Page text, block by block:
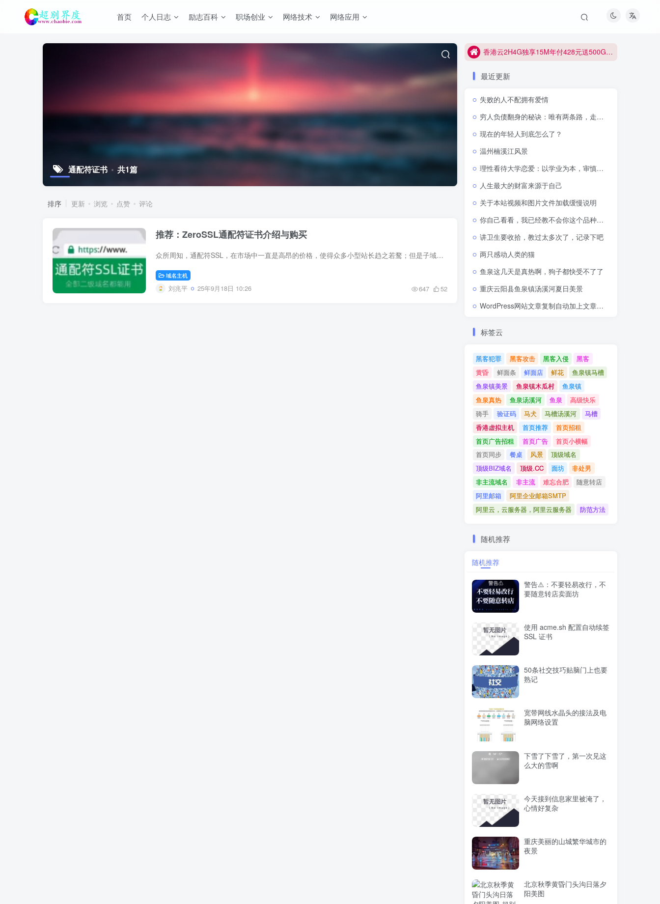
首页 个人日志 励志百科 职场创业 网络技术 网络应用
通配符证书 共1篇
排序 更新 浏览 点赞 评论
推荐：ZeroSSL通配符证书介绍与购买
众所周知，通配符SSL，在市场中一直是高昂的价格，使得众多小型站长趋之若鹜；但是子域名众多，证书不够用怎么办？可能有人会去腾讯阿里申请免费单域名证书品牌：TrustAsia RSA DV TLS CA G2 ...
域名主机
刘兆平 25年9月18日 10:26 647 52
香港云2H4G独享15M年付428元送500G防御
香港云2H4G独享15M年付428元送500G防御
最近更新
失败的人不配拥有爱情
穷人负债翻身的秘诀：唯有两条路，走通即可逆天改命
现在的年轻人到底怎么了？
温州楠溪江风景
理性看待大学恋爱：以学业为本，审慎抉择感情
人生最大的财富来源于自己
关于本站视频和图片文件加载缓慢说明
你自己看看，我已经教不会你这个品种了吗？
讲卫生要收拾，教过太多次了，记录下吧
两只感动人类的猫
鱼泉这几天是真热啊，狗子都快受不了了
重庆云阳县鱼泉镇汤溪河夏日美景
WordPress网站文章复制自动加上文章网址出处链接
标签云
黑客犯罪 黑客攻击 黑客入侵
黑客
黄昏
鲜面条 鲜面店 鲜花
鱼泉镇马槽
鱼泉镇美景
鱼泉镇木瓜村
鱼泉镇
鱼泉真热
鱼泉汤溪河 鱼泉
高级快乐
骑手
验证码 马犬 马槽汤溪河
马槽
香港虚拟主机
首页推荐
首页招租
首页广告招租
首页广告
首页小横幅
首页同步
餐桌 风景
顶级域名
顶级BIZ域名
顶级.CC 面坊
非处男
非主流域名
非主流 难忘合肥
随意转店
阿里邮箱
阿里企业邮箱SMTP
阿里云，云服务器，阿里云服务器
防范方法
随机推荐
随机推荐
警告⚠️：不要轻易改行，不
要随意转店卖面坊
使用 acme.sh 配置自动续签
SSL 证书
50条社交技巧贴脑门上也要
熟记
宽带网线水晶头的接法及电
脑网络设置
下雪了下雪了，第一次见这
么大的雪啊
今天接到信息家里被淹了，
心情好复杂
重庆美丽的山城繁华城市的
夜景
北京秋季黄昏门头沟日落夕
阳美图